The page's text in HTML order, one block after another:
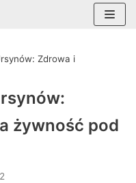
Zdrowa i
żywność pod